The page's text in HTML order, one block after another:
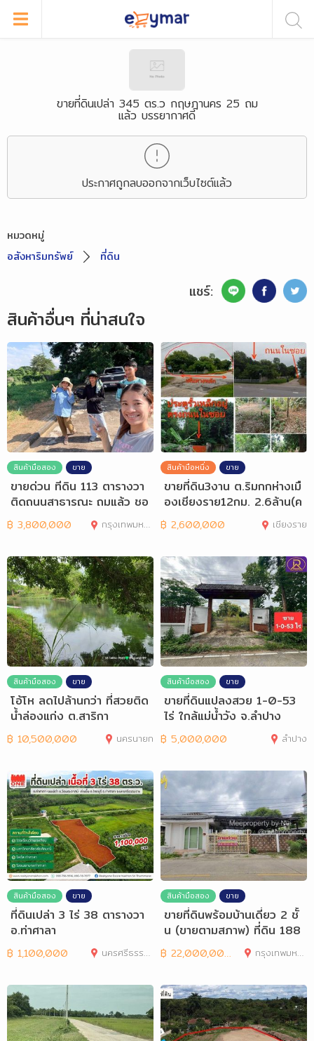
ขายที่ดินเปล่า 345 ตร.ว กฤษฎานคร 25 ถม
แล้ว บรรยากาศดี
ประกาศถูกลบออกจากเว็บไซต์แล้ว
หมวดหมู่
อสังหาริมทรัพย์
ที่ดิน
แชร์:
สินค้าอื่นๆ ที่น่าสนใจ
สินค้ามือสอง ขาย
ขายด่วน ทีดิน 113 ตารางวา
ติดถนนสาธารณะ ถมแล้ว ชอ
ย นพรัตน์ 1
฿ 3,800,000 กรุงเทพมหานคร
สินค้ามือหนึ่ง ขาย
ขายที่ดิน3งาน ต.ริมกกห่างเมื
องเชียงราย12กม. 2.6ล้าน(ค
รุตแดง)
฿ 2,600,000 เชียงราย
สินค้ามือสอง ขาย
โอ้โห ลดไปล้านกว่า ที่สวยติด
น้ำล่องแก่ง ต.สาริกา
฿ 10,500,000 นครนายก
สินค้ามือสอง ขาย
ขายที่ดินแปลงสวย 1-0-53
ไร่ ใกล้แม่น้ำวัง จ.ลำปาง
฿ 5,000,000 ลำปาง
สินค้ามือสอง ขาย
ที่ดินเปล่า 3 ไร่ 38 ตารางวา
อ.ท่าศาลา
฿ 1,100,000 นครศรีธรรมราช
สินค้ามือสอง ขาย
ขายที่ดินพร้อมบ้านเดี่ยว 2 ชั้
น (ขายตามสภาพ) ที่ดิน 188
฿ 22,000,000 กรุงเทพมหานคร